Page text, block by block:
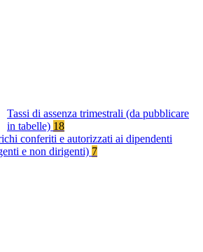
Tassi di assenza trimestrali (da pubblicare
in tabelle) 18
conferiti e autorizzati ai dipendenti
e non dirigenti) 7